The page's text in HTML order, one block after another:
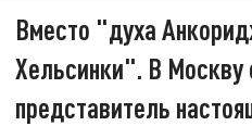
Вместо "духа
Хельсинки". В Москву
представитель